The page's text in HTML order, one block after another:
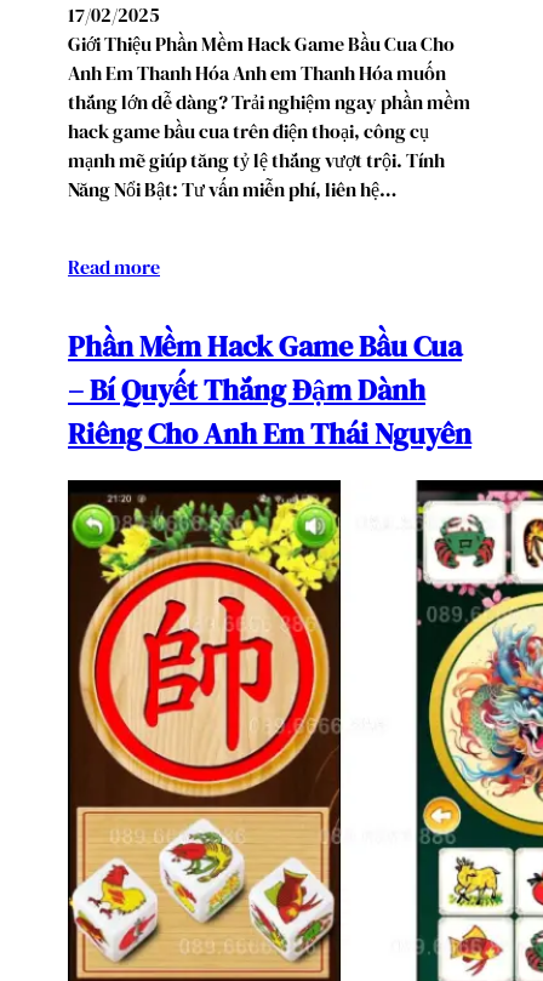
17/02/2025
Giới Thiệu Phần Mềm Hack Game Bầu Cua Cho
Anh Em Thanh Hóa Anh em Thanh Hóa muốn
thắng lớn dễ dàng? Trải nghiệm ngay phần mềm
hack game bầu cua trên điện thoại, công cụ
mạnh mẽ giúp tăng tỷ lệ thắng vượt trội. Tính
Năng Nổi Bật: Tư vấn miễn phí, liên hệ…
Read more
Phần Mềm Hack Game Bầu Cua
– Bí Quyết Thắng Đậm Dành
Riêng Cho Anh Em Thái Nguyên